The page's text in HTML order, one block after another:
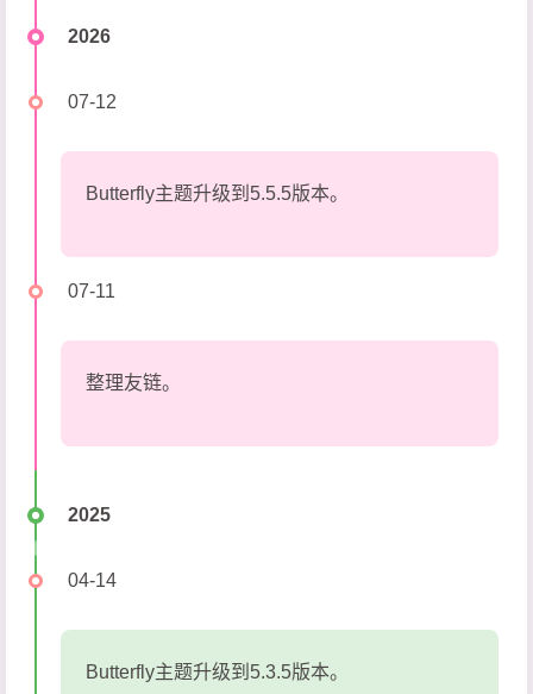
2026
07-12
Butterfly主题升级到5.5.5版本。
07-11
整理友链。
2025
04-14
Butterfly主题升级到5.3.5版本。